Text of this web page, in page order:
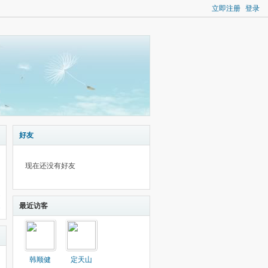
立即注册 登录
好友
现在还没有好友
最近访客
韩顺健
定天山